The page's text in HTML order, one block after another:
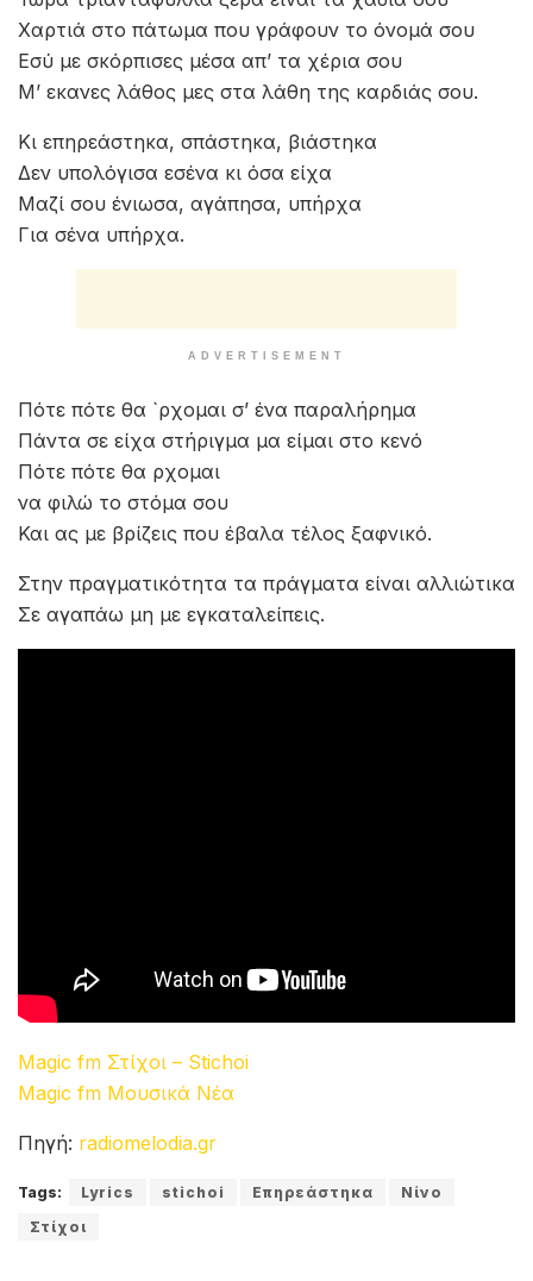
Χαρτιά στο πάτωμα που γράφουν το όνομά σου
Εσύ με σκόρπισες μέσα απ’ τα χέρια σου
Μ’ εκανες λάθος μες στα λάθη της καρδιάς σου.
Κι επηρεάστηκα, σπάστηκα, βιάστηκα
Δεν υπολόγισα εσένα κι όσα είχα
Μαζί σου ένιωσα, αγάπησα, υπήρχα
Για σένα υπήρχα.
ADVERTISEMENT
Πότε πότε θα `ρχομαι σ’ ένα παραλήρημα
Πάντα σε είχα στήριγμα μα είμαι στο κενό
Πότε πότε θα ρχομαι
να φιλώ το στόμα σου
Και ας με βρίζεις που έβαλα τέλος ξαφνικό.
Στην πραγματικότητα τα πράγματα είναι αλλιώτικα
Σε αγαπάω μη με εγκαταλείπεις.
Magic fm Στίχοι – Stichoi
Magic fm Μουσικά Νέα
Πηγή: radiomelodia.gr
Tags: Lyrics stichoi Επηρεάστηκα
Νίνο
Στίχοι